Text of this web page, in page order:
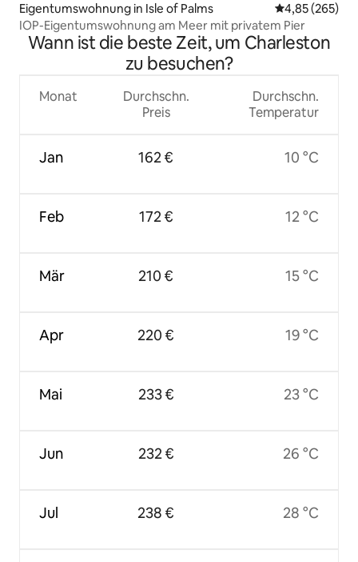
Eigentumswohnung in Isle of Palms
4,85 (265)
IOP-Eigentumswohnung am Meer mit privatem Pier
Wann ist die beste Zeit, um Charleston
zu besuchen?
Monat
Jan
Feb
Mär
Apr
Mai
Jun
Jul
Durchschn.
Preis
162 €
172 €
210 €
220 €
233 €
232 €
238 €
Durchschn.
Temperatur
10 °C
12 °C
15 °C
19 °C
23 °C
26 °C
28 °C